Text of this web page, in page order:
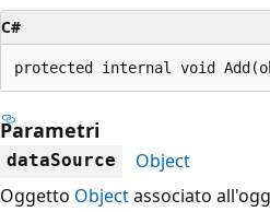
C#
protected internal void
Parametri
dataSource
Object
Oggetto Objectassociato